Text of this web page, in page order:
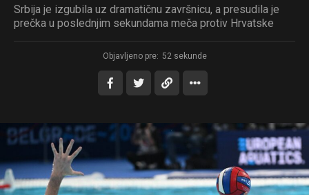
Srbija je izgubila uz dramatičnu završnicu, a presudila je
prečka u poslednjim sekundama meča protiv Hrvatske
Objavljeno pre: 52 sekunde